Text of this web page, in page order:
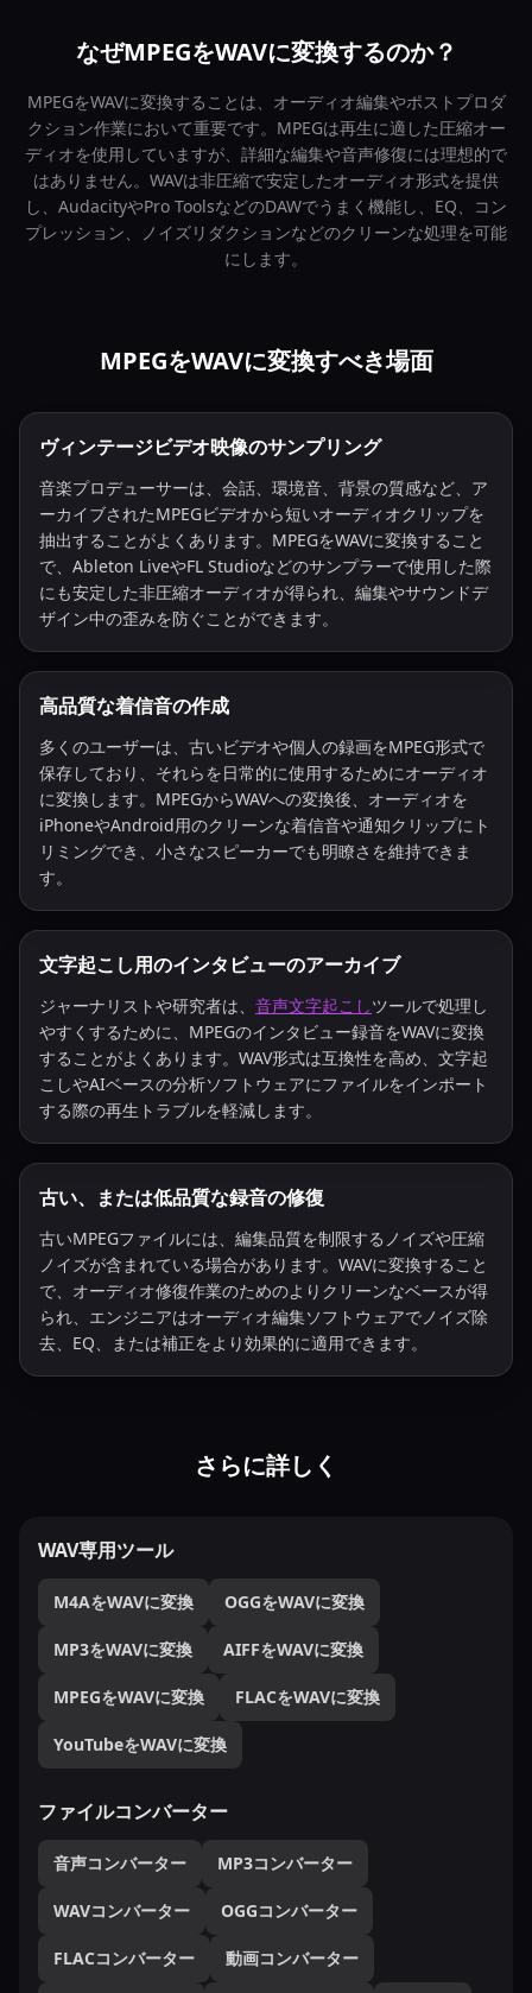
なぜMPEGをWAVに変換するのか？
MPEGをWAVに変換することは、オーディオ編集やポストプロダ
クション作業において重要です。MPEGは再生に適した圧縮オー
ディオを使用していますが、詳細な編集や音声修復には理想的で
はありません。WAVは非圧縮で安定したオーディオ形式を提供
し、AudacityやPro ToolsなどのDAWでうまく機能し、EQ、コン
プレッション、ノイズリダクションなどのクリーンな処理を可能
にします。
MPEGをWAVに変換すべき場面
ヴィンテージビデオ映像のサンプリング
音楽プロデューサーは、会話、環境音、背景の質感など、ア
ーカイブされたMPEGビデオから短いオーディオクリップを
抽出することがよくあります。MPEGをWAVに変換すること
で、Ableton LiveやFL Studioなどのサンプラーで使用した際
にも安定した非圧縮オーディオが得られ、編集やサウンドデ
ザイン中の歪みを防ぐことができます。
高品質な着信音の作成
多くのユーザーは、古いビデオや個人の録画をMPEG形式で
保存しており、それらを日常的に使用するためにオーディオ
に変換します。MPEGからWAVへの変換後、オーディオを
iPhoneやAndroid用のクリーンな着信音や通知クリップにト
リミングでき、小さなスピーカーでも明瞭さを維持できま
す。
文字起こし用のインタビューのアーカイブ
ジャーナリストや研究者は、 音声文字起こしツールで処理し
やすくするために、MPEGのインタビュー録音をWAVに変換
することがよくあります。WAV形式は互換性を高め、文字起
こしやAIベースの分析ソフトウェアにファイルをインポート
する際の再生トラブルを軽減します。
古い、または低品質な録音の修復
古いMPEGファイルには、編集品質を制限するノイズや圧縮
ノイズが含まれている場合があります。WAVに変換すること
で、オーディオ修復作業のためのよりクリーンなベースが得
られ、エンジニアはオーディオ編集ソフトウェアでノイズ除
去、EQ、または補正をより効果的に適用できます。
さらに詳しく
WAV専用ツール
M4AをWAVに変換 OGGをWAVに変換
MP3をWAVに変換 AIFFをWAVに変換
MPEGをWAVに変換 FLACをWAVに変換
YouTubeをWAVに変換
ファイルコンバーター
音声コンバーター MP3コンバーター
WAVコンバーター OGGコンバーター
FLACコンバーター 動画コンバーター